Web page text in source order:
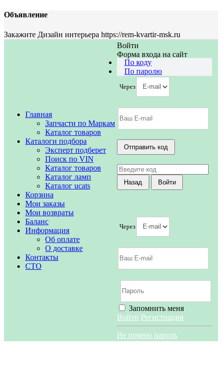
Объявление
Закажите Дизайн интерьера https://rem-kvartir-msk.ru
Главная
Запчасти по Маркам
Каталог товаров
Каталоги подбора
Эксперт подберет
Поиск по VIN
Каталог товаров
Каталог ламп
Каталог ucats
Корзина
Мои заказы
Мои возвраты
Баланс
Информация
Об оплате
О доставке
Контакты
СТО
Войти
Форма входа на сайт
По коду
По паролю
Через
Через
Запомнить меня
Войти Регистрация
Не помню пароль